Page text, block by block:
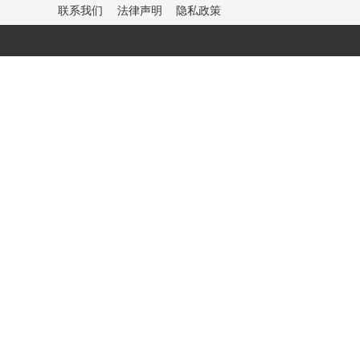
联系我们 法律声明 隐私政策